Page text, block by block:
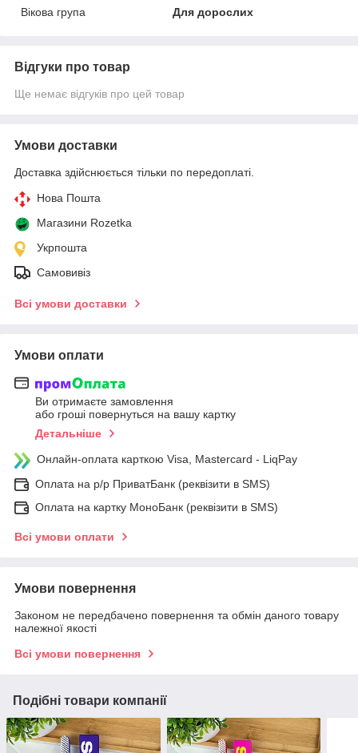
Вікова група
Для дорослих
Відгуки про товар
Ще немає відгуків про цей товар
Умови доставки
Доставка здійснюється тільки по передоплаті.
Нова Пошта
Магазини Rozetka
Укрпошта
Самовивіз
Всі умови доставки
Умови оплати
Ви отримаєте замовлення
або гроші повернуться на вашу картку
Детальніше
Онлайн-оплата карткою Visa, Mastercard - LiqPay
Оплата на р/р ПриватБанк (реквізити в SMS)
Оплата на картку МоноБанк (реквізити в SMS)
Всі умови оплати
Умови повернення
Законом не передбачено повернення та обмін даного товару
належної якості
Всі умови повернення
Подібні товари компанії